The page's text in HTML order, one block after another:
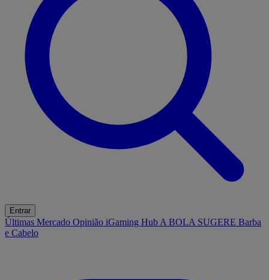
Entrar
Últimas Mercado Opinião iGaming Hub A BOLA SUGERE Barba
e Cabelo